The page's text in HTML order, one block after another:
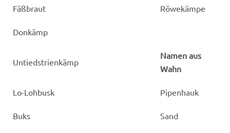
Fäßbraut Röwekämpe
Donkämp
Untiedstrienkämp
Namen aus
Wahn
Lo-Lohbusk Pipenhauk
Buks Sand